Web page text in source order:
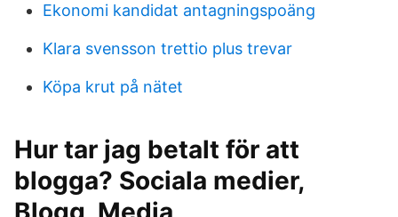
Ekonomi kandidat antagningspoäng
Klara svensson trettio plus trevar
Köpa krut på nätet
Hur tar jag betalt för att
blogga? Sociala medier,